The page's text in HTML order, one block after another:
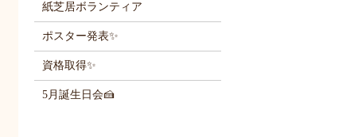
紙芝居ボランティア
ポスター発表✨
資格取得✨
5月誕生日会🍰